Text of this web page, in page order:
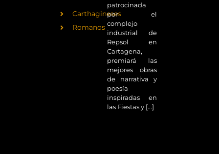
Carthagineses
Romanos
patrocinada
por el
complejo
industrial de
Repsol en
Cartagena,
premiará las
mejores obras
de narrativa y
poesía
inspiradas en
las Fiestas y [...]